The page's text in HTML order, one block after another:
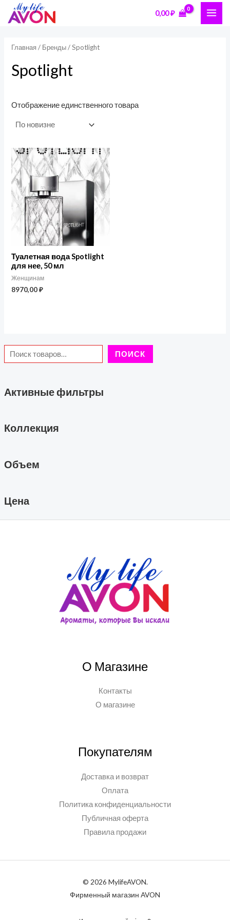
Перейти
0,00₽
ПОИСК
Активные фильтры
Коллекция
Объем
Цена
Главная / Бренды / Spotlight
Spotlight
Отображение единственного товара
Туалетная вода Spotlight
для нее, 50 мл
Женщинам
8970,00₽
О Магазине
Контакты
О магазине
Покупателям
Доставка и возврат
Оплата
Политика конфиденциальности
Публичная оферта
Правила продажи
© 2026 MylifeAVON.
Фирменный магазин AVON